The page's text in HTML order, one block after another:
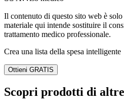
Il contenuto di questo sito web è
materiale qui intende sostituire il
trattamento medico professionale.
Crea una lista della spesa intelligente
Ottieni GRATIS
Scopri prodotti di